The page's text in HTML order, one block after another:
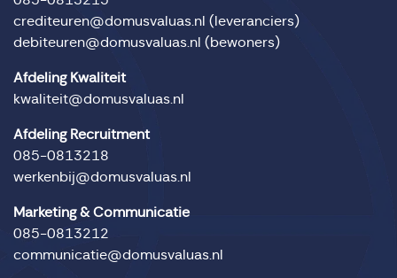
crediteuren@domusvaluas.nl (leveranciers)
debiteuren@domusvaluas.nl (bewoners)
Afdeling Kwaliteit
kwaliteit@domusvaluas.nl
Afdeling Recruitment
085-0813218
werkenbij@domusvaluas.nl
Marketing & Communicatie
085-0813212
communicatie@domusvaluas.nl